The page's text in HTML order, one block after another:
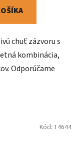
chuť zázvoru s
kombinácia,
Odporúčame
Kód: 14644